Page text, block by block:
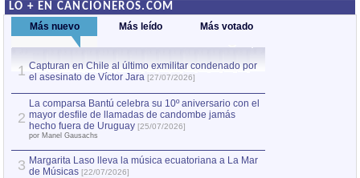
LO + EN CANCIONEROS.COM
Más nuevo Más leído Más votado
1 Capturan en Chile al último exmilitar condenado por
el asesinato de Víctor Jara [27/07/2026]
2
La comparsa Bantú celebra su 10º aniversario con el
mayor desfile de llamadas de candombe jamás
hecho fuera de Uruguay [25/07/2026]
por Manel Gausachs
3 Margarita Laso lleva la música ecuatoriana a La Mar
de Músicas [22/07/2026]